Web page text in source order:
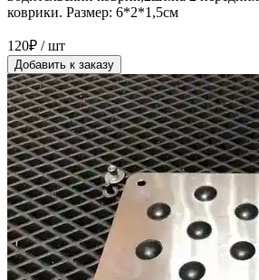
коврики. Размер: 6*2*1,5см
120₽ / шт
Добавить к заказу